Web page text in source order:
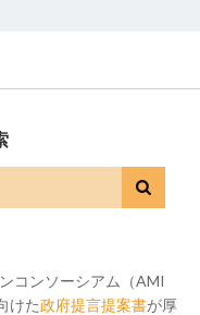
コンソーシアム（AMI
けた政府提言提案書が厚